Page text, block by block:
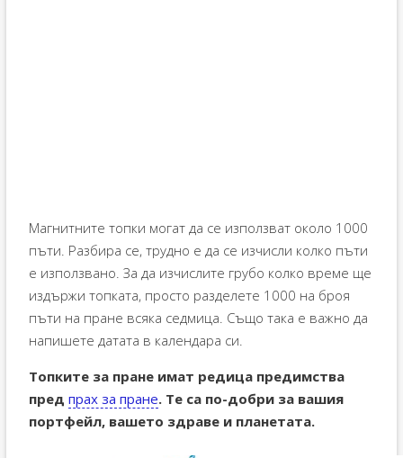
Магнитните топки могат да се използват около 1000
пъти. Разбира се, трудно е да се изчисли колко пъти
е използвано. За да изчислите грубо колко време ще
издържи топката, просто разделете 1000 на броя
пъти на пране всяка седмица. Също така е важно да
напишете датата в календара си.
Топките за пране имат редица предимства
пред прах за пране. Те са по-добри за вашия
портфейл, вашето здраве и планетата.